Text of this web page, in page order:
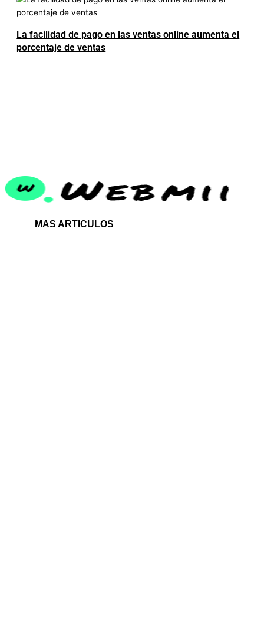
La facilidad de pago en las ventas online aumenta el
porcentaje de ventas
MAS ARTICULOS